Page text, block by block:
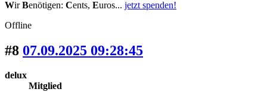
WirBenötigen: Cents, Euros... jetzt spenden!
Offline
#8 07.09.2025 09:28:45
delux
Mitglied